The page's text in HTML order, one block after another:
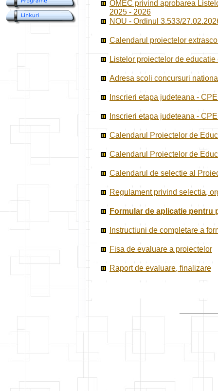
OMEC privind aprobarea
2025 - 2026
NOU - Ordinul 3.533/
Calendarul proiectelor
Listelor proiectelor de
Adresa scoli concursuri
Inscrieri etapa judeteana -
Inscrieri etapa judeteana -
Calendarul Proiectelor de
Calendarul Proiectelor de
Calendarul de selectie al
Regulament privind selectia,
Formular de aplicatie pentru
Instructiuni de completare a
Fisa de evaluare a proiectelor
Raport de evaluare, finalizare